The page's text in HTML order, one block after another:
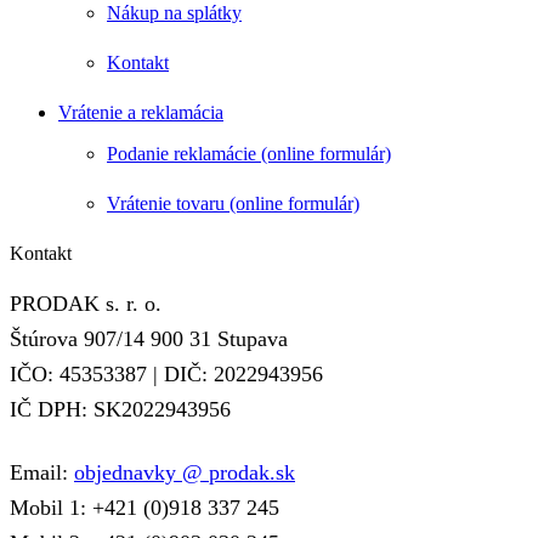
Nákup na splátky
Kontakt
Vrátenie a reklamácia
Podanie reklamácie (online formulár)
Vrátenie tovaru (online formulár)
Kontakt
PRODAK s. r. o.
Štúrova 907/14 900 31 Stupava
IČO: 45353387 | DIČ: 2022943956
IČ DPH: SK2022943956
Email: objednavky @ prodak.sk
Mobil 1: +421 (0)918 337 245